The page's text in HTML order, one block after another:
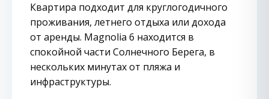
Квартира подходит для круглогодичного
проживания, летнего отдыха или дохода
от аренды. Magnolia 6 находится в
спокойной части Солнечного Берега, в
нескольких минутах от пляжа и
инфраструктуры.